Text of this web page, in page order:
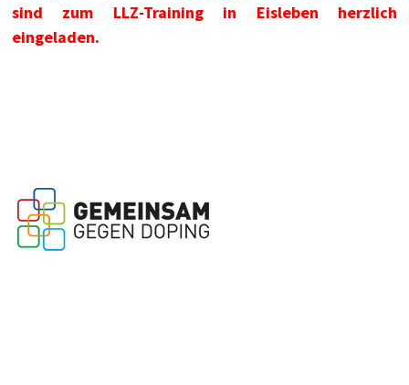
sind zum LLZ-Training in Eisleben herzlich
eingeladen.